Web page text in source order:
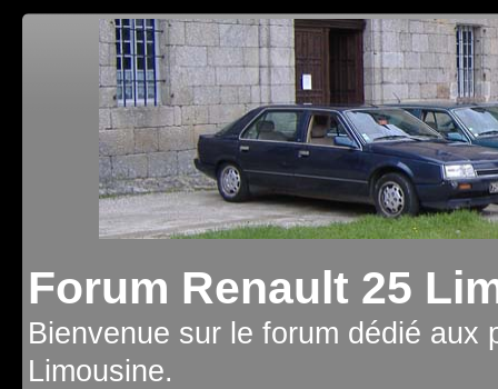
Forum Renault 25
Bienvenue sur le forum dédié aux
Limousine.